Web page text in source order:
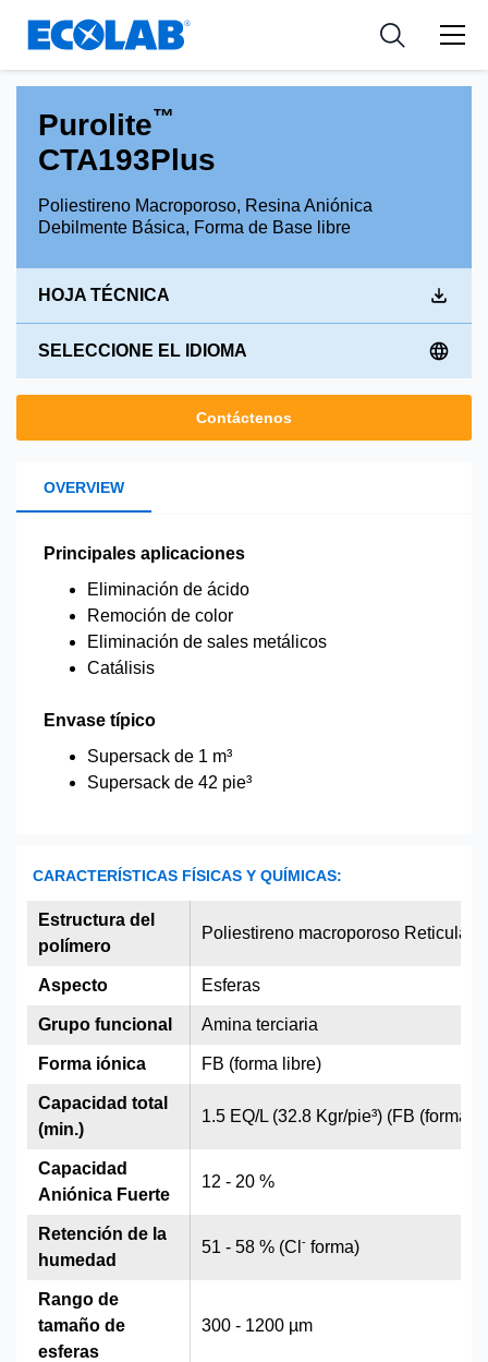
Resources
Aplicación
Nutraceuticals
Empresa
Tipo de producto
Purolite™
CTA193Plus
Poliestireno Macroporoso, Resina Aniónica
Debilmente Básica, Forma de Base libre
HOJA TÉCNICA
SELECCIONE EL IDIOMA
Contáctenos
OVERVIEW
Principales aplicaciones
Eliminación de ácido
Remoción de color
Eliminación de sales metálicos
Catálisis
Envase típico
Supersack de 1 m³
Supersack de 42 pie³
CARACTERÍSTICAS FÍSICAS Y QUÍMICAS:
Poliestireno macroporoso
Esferas
Amina terciaria
FB (forma libre)
1.5 EQ/L (32.8 Kgr/pie³) (FB (forma
12 - 20 %
51 - 58 % (Cl - forma)
300 - 1200 µm
Estructura del
polímero
Aspecto
Grupo funcional
Forma iónica
Capacidad total
(min.)
Capacidad
Aniónica Fuerte
Retención de la
humedad
Rango de
tamaño de
esferas